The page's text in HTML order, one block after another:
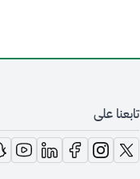
تابعنا على
opens in new window
opens in new window
opens in new window
new window